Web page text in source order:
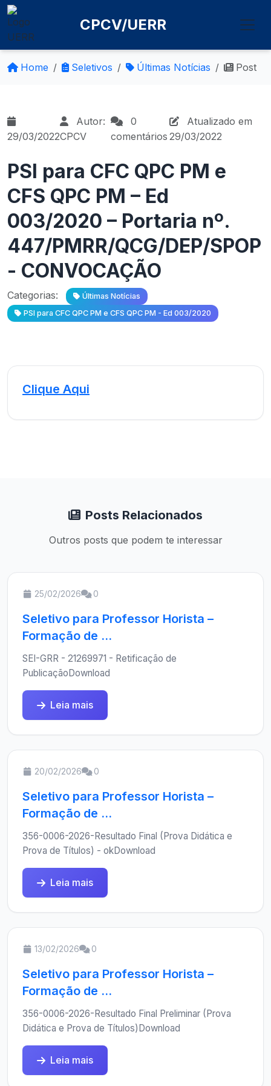
CPCV/UERR
Home Seletivos Últimas Notícias Post
29/03/2022
Autor:
CPCV
0
comentários
Atualizado em
29/03/2022
PSI para CFC QPC PM e
CFS QPC PM – Ed
003/2020 – Portaria nº.
447/PMRR/QCG/DEP/SPOP
- CONVOCAÇÃO
Categorias:
Últimas Notícias
PSI para CFC QPC PM e CFS QPC PM - Ed 003/2020
Clique Aqui
Posts Relacionados
Outros posts que podem te interessar
25/02/2026 0
Seletivo para Professor Horista –
Formação de ...
SEI-GRR - 21269971 - Retificação de
PublicaçãoDownload
Leia mais
20/02/2026 0
Seletivo para Professor Horista –
Formação de ...
356-0006-2026-Resultado Final (Prova Didática e
Prova de Títulos) - okDownload
Leia mais
13/02/2026 0
Seletivo para Professor Horista –
Formação de ...
356-0006-2026-Resultado Final Preliminar (Prova
Didática e Prova de Títulos)Download
Leia mais